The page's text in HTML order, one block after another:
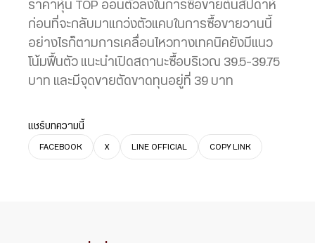
ราคาหุ้น TOP อ่อนตัวลงในการซื้อขายต้นสัปดาห์
ก่อนที่จะกลับมาแกว่งตัวแคบในการซื้อขายวานนี้
อย่างไรก็ตามการเคลื่อนไหวทางเทคนิคยังมีแนว
โน้มฟื้นตัว แนะนำเปิดสถานะซื้อบริเวณ 39.5-39.75
บาท และมีจุดขายตัดขาดทุนอยู่ที่ 39 บาท
แชร์บทความนี้
FACEBOOK X LINE OFFICIAL COPY LINK